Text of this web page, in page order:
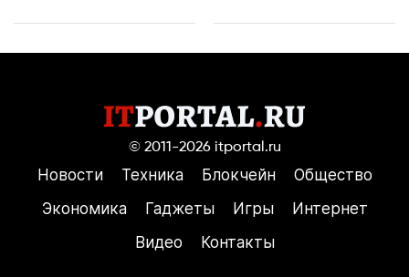
© 2011-2026 itportal.ru
Новости Техника Блокчейн
Общество
Экономика
Гаджеты Игры
Интернет
Видео
Контакты